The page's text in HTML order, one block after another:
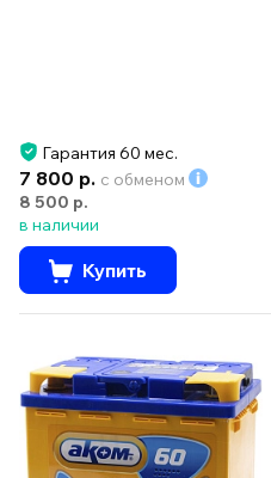
Гарантия 60 мес.
7 800 р. с обменом
8 500 р.
в наличии
Купить